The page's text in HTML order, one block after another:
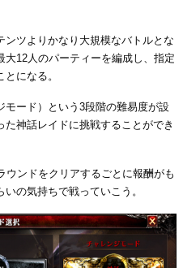
ツよりかなり大規模なバトルとな
大12人のパーティーを編成し、指定
になる。
モード）という3段階の難易度が設
神話レイドに挑戦することができ
ウンドをクリアするごとに報酬がも
の気持ちで戦っていこう。